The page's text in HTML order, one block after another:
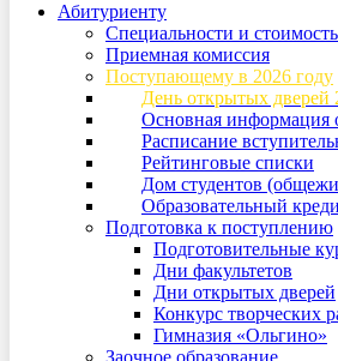
Абитуриенту
Специальности и
Приемная комиссия
Поступающему в 2026 году
День открытых дверей
Основная информация
Расписание
Рейтинговые списки
Дом студентов
Образовательный
Подготовка к поступлению
Подготовительные
Дни факультетов
Дни открытых дверей
Конкурс творческих
Гимназия «Ольгино»
Заочное образование